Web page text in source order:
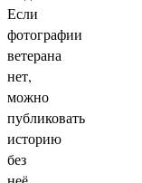
Если
фотографии
ветерана
нет,
можно
публиковать
историю
без